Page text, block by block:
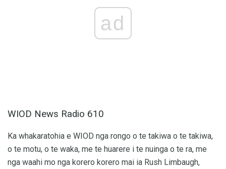
ad
WIOD News Radio 610
Ka whakaratohia e WIOD nga rongo o te takiwa o te takiwa,
o te motu, o te waka, me te huarere i te nuinga o te ra, me
nga waahi mo nga korero korero mai ia Rush Limbaugh,